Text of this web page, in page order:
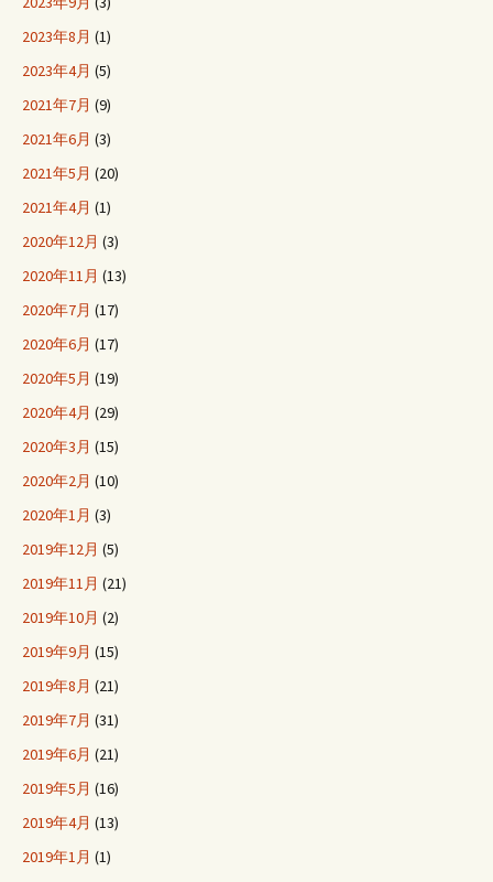
2023年8月 (1)
2023年4月 (5)
2021年7月 (9)
2021年6月 (3)
2021年5月 (20)
2021年4月 (1)
2020年12月 (3)
2020年11月 (13)
2020年7月 (17)
2020年6月 (17)
2020年5月 (19)
2020年4月 (29)
2020年3月 (15)
2020年2月 (10)
2020年1月 (3)
2019年12月 (5)
2019年11月 (21)
2019年10月 (2)
2019年9月 (15)
2019年8月 (21)
2019年7月 (31)
2019年6月 (21)
2019年5月 (16)
2019年4月 (13)
2019年1月 (1)